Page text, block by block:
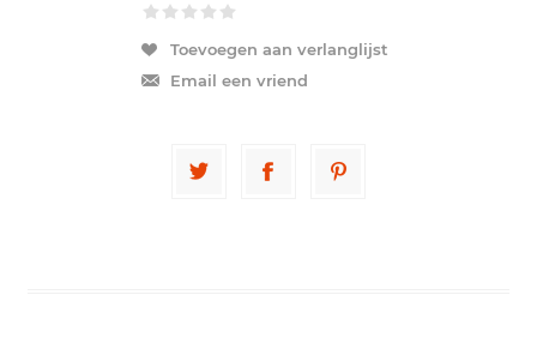
Toevoegen aan verlanglijst
Email een vriend